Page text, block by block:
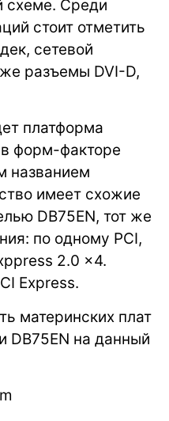
схеме. Среди
стоит отметить
сетевой
разъемы DVI-D,
платформа
форм-факторе
названием
имеет схожие
DB75EN, тот же
по одному PCI,
2.0 x4.
Express.
материнских плат
DB75EN на данный